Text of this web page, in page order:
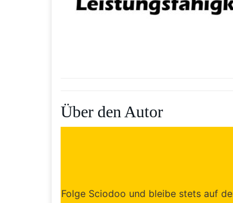
Über den Autor
Folge Sciodoo und bleibe stets auf